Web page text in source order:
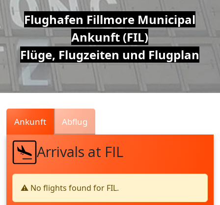
Air
Traffic
Live
Flughafen Fillmore Municipal
Ankunft (FIL)
Flüge, Flugzeiten und Flugplan
Ankunft Abflug
Arrivals at FIL
⚠️ No flights found for FIL.